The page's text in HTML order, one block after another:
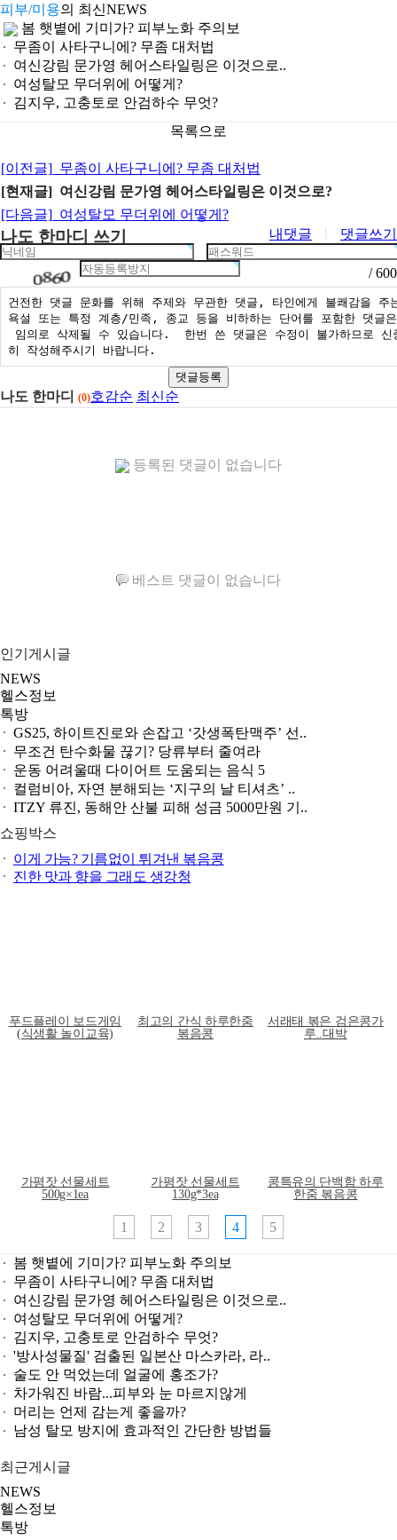
피부/미용의 최신NEWS
봄 햇볕에 기미가? 피부노화 주의보
무좀이 사타구니에? 무좀 대처법
여신강림 문가영 헤어스타일링은 이것으로..
여성탈모 무더위에 어떻게?
김지우, 고충토로 안검하수 무엇?
목록으로
[이전글]무좀이 사타구니에? 무좀 대처법
[현재글] 여신강림 문가영 헤어스타일링은 이것으로?
[다음글]여성탈모 무더위에 어떻게?
나도 한마디 쓰기 내댓글 댓글쓰기
/ 600
댓글등록
나도 한마디 (0)호감순 최신순
등록된 댓글이 없습니다
베스트 댓글이 없습니다
인기게시글
NEWS
헬스정보
톡방
GS25, 하이트진로와 손잡고 ‘갓생폭탄맥주’ 선..
무조건 탄수화물 끊기? 당류부터 줄여라
운동 어려울때 다이어트 도움되는 음식 5
컬럼비아, 자연 분해되는 ‘지구의 날 티셔츠’ ..
ITZY 류진, 동해안 산불 피해 성금 5000만원 기..
쇼핑박스
이게 가능? 기름없이 튀겨낸 볶음콩
진한 맛과 향을 그래도 생강청
푸드플레이 보드게임
(식생활 놀이교육)
최고의 간식 하루한줌
볶음콩
서래태 볶은 검은콩가
루..대박
가평잣 선물세트
500g×1ea
가평잣 선물세트
130g*3ea
콩특유의 단백함 하루
한줌 볶음콩
1 2 3 4 5
봄 햇볕에 기미가? 피부노화 주의보
무좀이 사타구니에? 무좀 대처법
여신강림 문가영 헤어스타일링은 이것으로..
여성탈모 무더위에 어떻게?
김지우, 고충토로 안검하수 무엇?
'방사성물질' 검출된 일본산 마스카라, 라..
술도 안 먹었는데 얼굴에 홍조가?
차가워진 바람...피부와 눈 마르지않게
머리는 언제 감는게 좋을까?
남성 탈모 방지에 효과적인 간단한 방법들
최근게시글
NEWS
헬스정보
톡방